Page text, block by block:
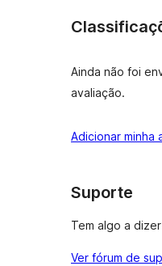
Ainda não foi
avaliação.
Adicionar minha
Suporte
Tem algo a
Ver fórum de